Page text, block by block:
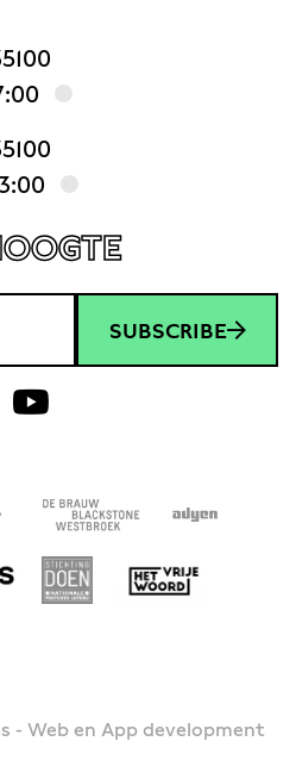
SUBSCRIBE
- Web en App development